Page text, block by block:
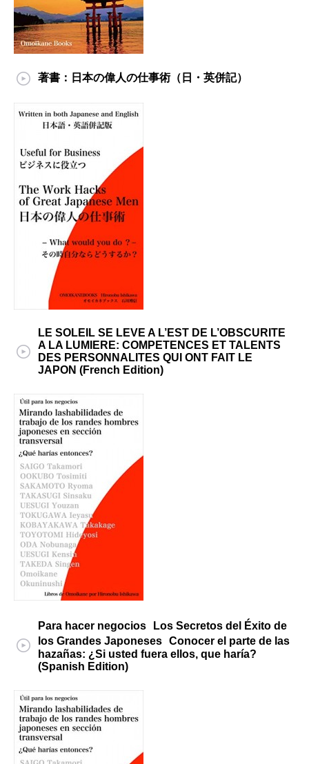
著書：日本の偉人の仕事術（日・英併記）
LE SOLEIL SE LEVE A L’EST DE L’OBSCURITE
A LA LUMIERE: COMPETENCES ET TALENTS
DES PERSONNALITES QUI ONT FAIT LE
JAPON (French Edition)
Para hacer negocios Los Secretos del Éxito de
los Grandes Japoneses Conocer el parte de las
hazañas: ¿Si usted fuera ellos, que haría?
(Spanish Edition)